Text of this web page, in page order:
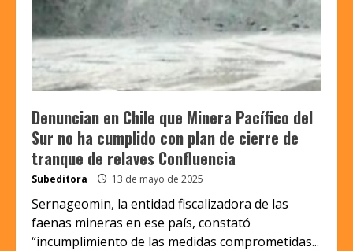
Denuncian en Chile que Minera Pacífico del
Sur no ha cumplido con plan de cierre de
tranque de relaves Confluencia
Subeditora 13 de mayo de 2025
Sernageomin, la entidad fiscalizadora de las
faenas mineras en ese país, constató
“incumplimiento de las medidas comprometidas...